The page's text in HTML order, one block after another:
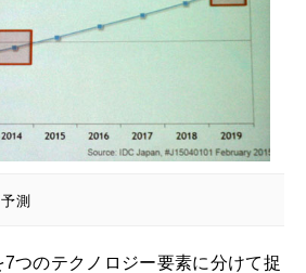
測
7つのテクノロジー要素に分けて捉